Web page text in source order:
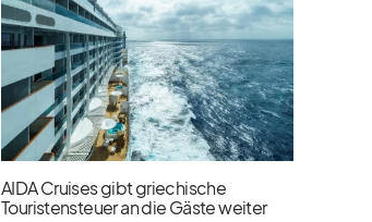
AIDA Cruises gibt griechische
Touristensteuer an die Gäste weiter